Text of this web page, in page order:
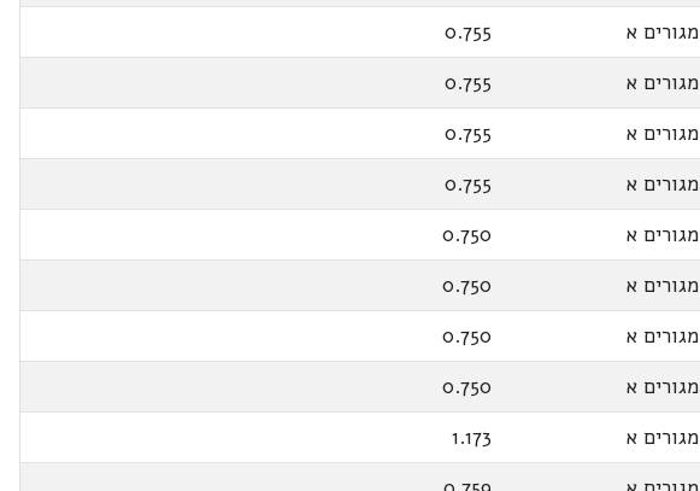
מגורים א
0.755
מגורים א
0.755
מגורים א
0.755
מגורים א
0.755
מגורים א
0.750
מגורים א
0.750
מגורים א
0.750
מגורים א
0.750
מגורים א
1.173